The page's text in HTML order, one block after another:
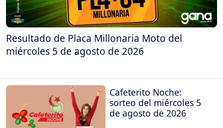
Resultado de Placa Millonaria Moto del
miércoles 5 de agosto de 2026
Cafeterito Noche:
sorteo del miércoles 5
de agosto de 2026